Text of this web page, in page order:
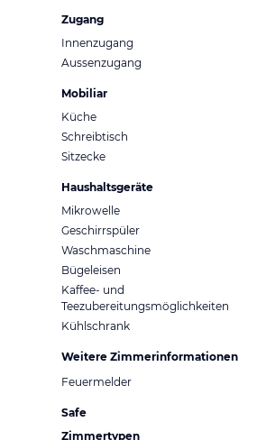
Zugang
Innenzugang
Aussenzugang
Mobiliar
Küche
Schreibtisch
Sitzecke
Haushaltsgeräte
Mikrowelle
Geschirrspüler
Waschmaschine
Bügeleisen
Kaffee- und
Teezubereitungsmöglichkeiten
Kühlschrank
Weitere Zimmerinformationen
Feuermelder
Safe
Zimmertypen